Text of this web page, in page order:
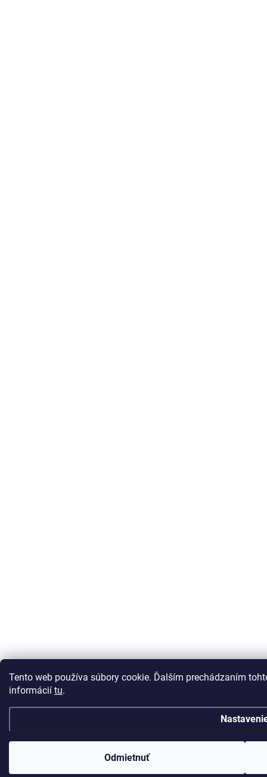
Tento web používa súbory cookie. Ďalším prechádzaním
informácií tu.
Odmietnuť